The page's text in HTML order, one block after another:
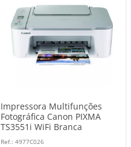
Impressora Multifunções
Fotográfica Canon PIXMA
TS3551i WiFi Branca
Ref.: 4977C026